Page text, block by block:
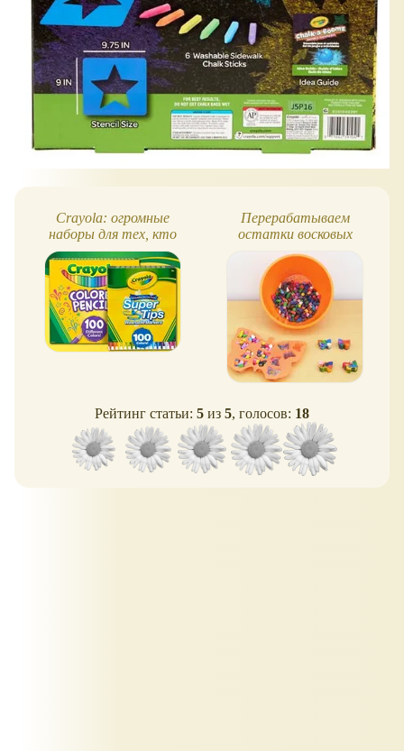
Crayola: огромные
наборы для тех, кто
любит рисовать
Перерабатываем
остатки восковых
мелков: это легко!
Рейтинг статьи: 5 из 5, голосов: 18